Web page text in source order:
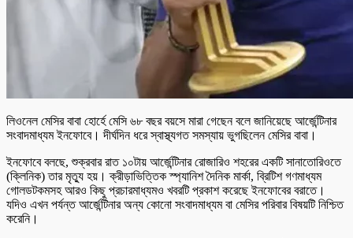
লিওনেল মেসির বাবা হোর্হে মেসি ৬৮ বছর বয়সে মারা গেছেন বলে জানিয়েছে আর্জেন্টিনার
সংবাদমাধ্যম ইনফোবে। দীর্ঘদিন ধরে স্বাস্থ্যগত সমস্যায় ভুগছিলেন মেসির বাবা।
ইনফোবে বলছে, শুক্রবার রাত ১০টায় আর্জেন্টিনার রোজারিও শহরের একটি সানাতোরিওতে
(ক্লিনিক) তার মৃত্যু হয়। ক্রীড়াভিত্তিক স্প্যানিশ দৈনিক মার্কা, ব্রিটিশ গণমাধ্যম
গোলডটকমসহ আরও কিছু প্রচারমাধ্যমও খবরটি প্রকাশ করেছে ইনফোবের বরাতে।
যদিও এখন পর্যন্ত আর্জেন্টিনার অন্য কোনো সংবাদমাধ্যম বা মেসির পরিবার বিষয়টি নিশ্চিত
করেনি।